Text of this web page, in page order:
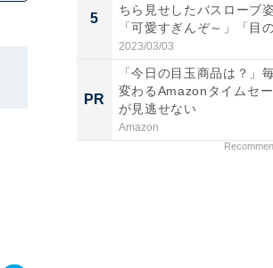
5
ちら見せしたバスローブ
「可愛すぎんぞ～」「目の
情...
2023/03/03
PR
「今日の目玉商品は？」
変わるAmazonタイムセ
が見逃せない
Amazon